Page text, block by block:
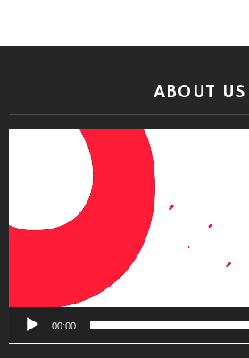
ABOUT US
00:00